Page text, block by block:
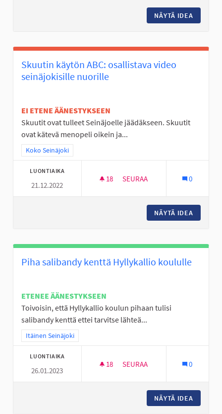
NÄYTÄ IDEA
Skuutin käytön ABC: osallistava video
seinäjokisille nuorille
EI ETENE ÄÄNESTYKSEEN
Skuutit ovat tulleet Seinäjoelle jäädäkseen. Skuutit
ovat kätevä menopeli oikein ja...
Rajaa tulokset teeman mukaan: Koko Seinäjoki
Koko Seinäjoki
LUONTIAIKA
21.12.2022
18 18 SEURAAJAA
SEURAA 0
NÄYTÄ IDEA
Piha salibandy kenttä Hyllykallio koululle
ETENEE ÄÄNESTYKSEEN
Toivoisin, että Hyllykallio koulun pihaan tulisi
salibandy kenttä ettei tarvitse lähteä...
Rajaa tulokset teeman mukaan: Itäinen Seinäjoki
Itäinen Seinäjoki
LUONTIAIKA
26.01.2023
18 18 SEURAAJAA
SEURAA 0
NÄYTÄ IDEA